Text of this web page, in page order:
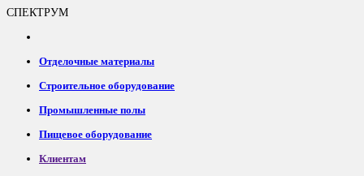
СПЕКТРУМ
Отделочные материалы
Строительное оборудование
Промышленные полы
Пищевое оборудование
Клиентам